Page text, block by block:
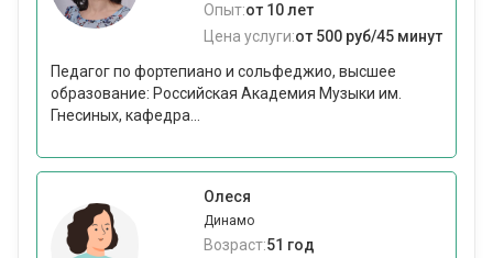
Опыт:от 10 лет
Цена услуги:от 500 руб/45 минут
Педагог по фортепиано и сольфеджио, высшее
образование: Российская Академия Музыки им.
Гнесиных, кафедра...
Олеся
Динамо
Возраст:51 год